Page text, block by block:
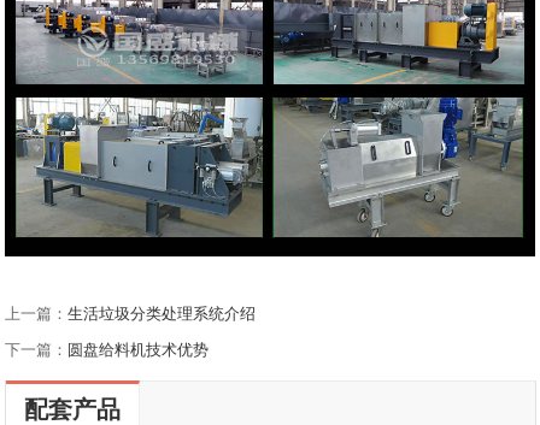
上一篇：生活垃圾分类处理系统介绍
下一篇： 圆盘给料机技术优势
配套产品